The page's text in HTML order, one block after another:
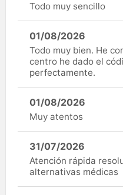
Todo muy sencillo
01/08/2026
Todo muy bien. He
centro he dado el
perfectamente.
01/08/2026
Muy atentos
31/07/2026
Atención rápida
alternativas médicas